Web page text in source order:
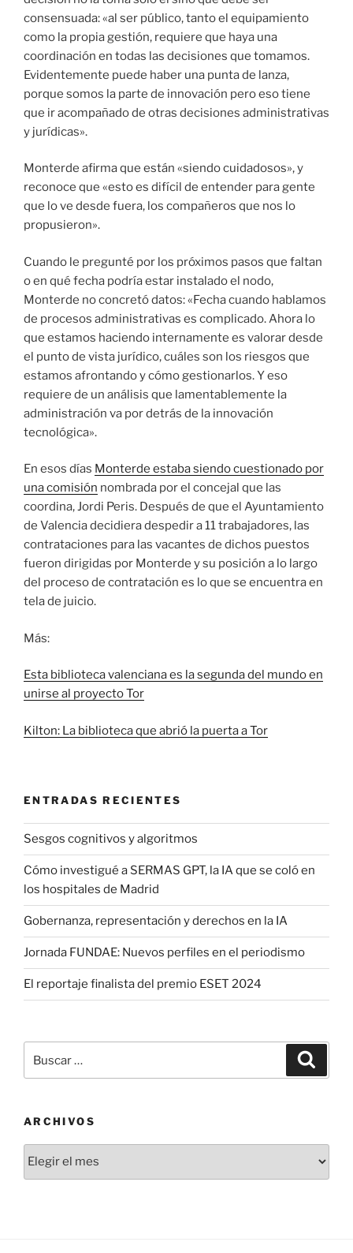
consensuada: «al ser público, tanto el equipamiento
como la propia gestión, requiere que haya una
coordinación en todas las decisiones que tomamos.
Evidentemente puede haber una punta de lanza,
porque somos la parte de innovación pero eso tiene
que ir acompañado de otras decisiones administrativas
y jurídicas».
Monterde afirma que están «siendo cuidadosos», y
reconoce que «esto es difícil de entender para gente
que lo ve desde fuera, los compañeros que nos lo
propusieron».
Cuando le pregunté por los próximos pasos que faltan
o en qué fecha podría estar instalado el nodo,
Monterde no concretó datos: «Fecha cuando hablamos
de procesos administrativas es complicado. Ahora lo
que estamos haciendo internamente es valorar desde
el punto de vista jurídico, cuáles son los riesgos que
estamos afrontando y cómo gestionarlos. Y eso
requiere de un análisis que lamentablemente la
administración va por detrás de la innovación
tecnológica».
En esos días Monterde estaba siendo cuestionado por
una comisión nombrada por el concejal que las
coordina, Jordi Peris. Después de que el Ayuntamiento
de Valencia decidiera despedir a 11 trabajadores, las
contrataciones para las vacantes de dichos puestos
fueron dirigidas por Monterde y su posición a lo largo
del proceso de contratación es lo que se encuentra en
tela de juicio.
Más:
Esta biblioteca valenciana es la segunda del mundo en
unirse al proyecto Tor
Kilton: La biblioteca que abrió la puerta a Tor
ENTRADAS RECIENTES
Sesgos cognitivos y algoritmos
Cómo investigué a SERMAS GPT, la IA que se coló en
los hospitales de Madrid
Gobernanza, representación y derechos en la IA
Jornada FUNDAE: Nuevos perfiles en el periodismo
El reportaje finalista del premio ESET 2024
por:
ARCHIVOS